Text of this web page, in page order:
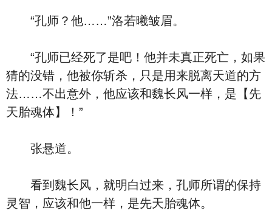
“孔师？他……”洛若曦皱眉。
“孔师已经死了是吧！他并未真正死亡，如果
猜的没错，他被你斩杀，只是用来脱离天道的方
法……不出意外，他应该和魏长风一样，是【先
天胎魂体】！”
张悬道。
看到魏长风，就明白过来，孔师所谓的保持
灵智，应该和他一样，是先天胎魂体。